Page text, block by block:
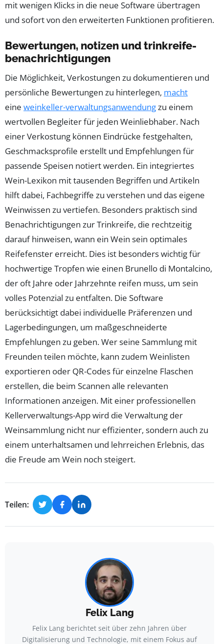
mit wenigen Klicks in die neue Software übertragen
und sofort von den erweiterten Funktionen profitieren.
Bewertungen, notizen und trinkreife-
benachrichtigungen
Die Möglichkeit, Verkostungen zu dokumentieren und
persönliche Bewertungen zu hinterlegen, macht
eine weinkeller-verwaltungsanwendungzu einem
wertvollen Begleiter für jeden Weinliebhaber. Nach
einer Verkostung können Eindrücke festgehalten,
Geschmacksprofile erstellt und Empfehlungen für
passende Speisen notiert werden. Ein integriertes
Wein-Lexikon mit tausenden Begriffen und Artikeln
hilft dabei, Fachbegriffe zu verstehen und das eigene
Weinwissen zu vertiefen. Besonders praktisch sind
Benachrichtigungen zur Trinkreife, die rechtzeitig
darauf hinweisen, wann ein Wein sein optimales
Reifefenster erreicht. Dies ist besonders wichtig für
hochwertige Tropfen wie einen Brunello di Montalcino,
der oft Jahre oder Jahrzehnte reifen muss, um sein
volles Potenzial zu entfalten. Die Software
berücksichtigt dabei individuelle Präferenzen und
Lagerbedingungen, um maßgeschneiderte
Empfehlungen zu geben. Wer seine Sammlung mit
Freunden teilen möchte, kann zudem Weinlisten
exportieren oder QR-Codes für einzelne Flaschen
erstellen, die beim Scannen alle relevanten
Informationen anzeigen. Mit einer professionellen
Kellerverwaltungs-App wird die Verwaltung der
Weinsammlung nicht nur effizienter, sondern auch zu
einem unterhaltsamen und lehrreichen Erlebnis, das
die Freude am Wein noch steigert.
Teilen:
Felix Lang
Felix Lang berichtet seit über zehn Jahren über
Digitalisierung und Technologie, mit einem Fokus auf